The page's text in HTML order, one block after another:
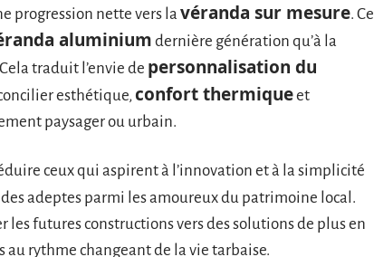
progression nette vers la véranda sur mesure. Ce
aluminium dernière génération qu’à la
traduit l’envie de personnalisation du
esthétique,confort thermiqueet
paysager ou urbain.
ceux qui aspirent à l’innovation et à la simplicité
adeptes parmi les amoureux du patrimoine local.
futures constructions vers des solutions de plus en
rythme changeant de la vie tarbaise.